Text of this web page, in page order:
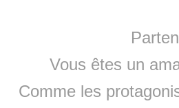
Vous êtes un
Comme les